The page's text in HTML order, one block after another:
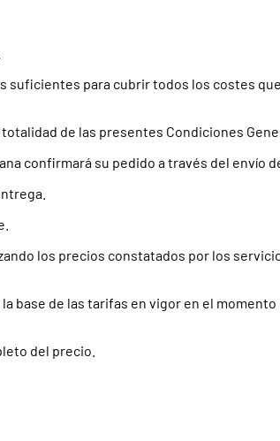
suficientes para cubrir todos los costes
de las presentes Condiciones
confirmará su pedido a través del envío
los precios constatados por los
base de las tarifas en vigor en el
del precio.